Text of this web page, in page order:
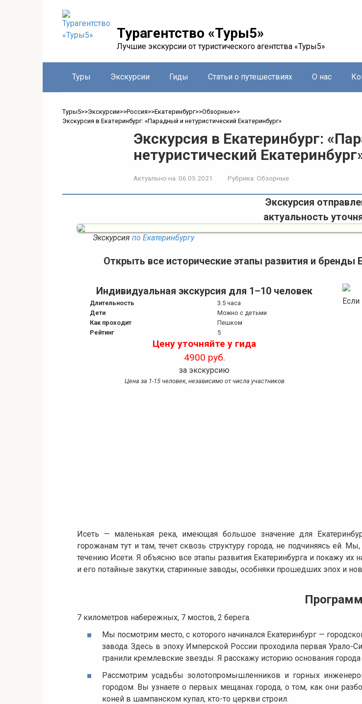
Турагентство «Туры5»
Лучшие экскурсии от туристического агентства «Туры5»
Туры Экскурсии Гиды Статьи о путешествиях О нас
Туры5>>Экскурсии>>Россия>>Екатеринбург>>Обзорные>>
Экскурсия в Екатеринбург: «Парадный и нетуристический Екатеринбург»
Экскурсия в Екатеринбург:
нетуристический
Актуально на: 06.05.2021 Рубрика: Обзорные
Экскурсия
актуальность
Экскурсия по Екатеринбургу
Открыть все исторические этапы развития и бренды
Индивидуальная экскурсия для 1–10 человек
Длительность
3.5 часа
Дети
Можно с детьми
Как проходит
Пешком
Рейтинг
5
Цену уточняйте у гида
4900 руб.
за экскурсию
Цена за 1-15 человек, независимо от числа участников
Исеть — маленькая река, имеющая большое значение для
горожанам тут и там, течет сквозь структуру города, не подчиняясь ей.
течению Исети. Я объясню все этапы развития Екатеринбурга и покажу
и его потайные закутки, старинные заводы, особняки прошедших эпох и
7 километров набережных, 7 мостов, 2 берега.
Мы посмотрим место, с которого начинался Екатеринбург —
завода. Здесь в эпоху Имперской России проходила первая Урало-
гранили кремлевские звезды. Я расскажу историю основания
Рассмотрим усадьбы золотопромышленников и горных
городом. Вы узнаете о первых мещанах города, о том, как они
коней в шампанском купал, кто-то церкви строил.